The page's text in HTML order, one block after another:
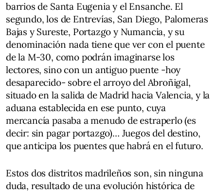
barrios de Santa Eugenia y el Ensanche. El
segundo, los de Entrevías, San Diego, Palomeras
Bajas y Sureste, Portazgo y Numancia, y su
denominación nada tiene que ver con el puente
de la M-30, como podrán imaginarse los
lectores, sino con un antiguo puente -hoy
desaparecido- sobre el arroyo del Abroñigal,
situado en la salida de Madrid hacia Valencia, y la
aduana establecida en ese punto, cuya
mercancía pasaba a menudo de estraperlo (es
decir: sin pagar portazgo)… Juegos del destino,
que anticipa los puentes que habrá en el futuro.
Estos dos distritos madrileños son, sin ninguna
duda, resultado de una evolución histórica de